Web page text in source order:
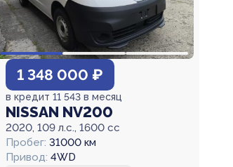
1 348 000 ₽
в кредит 11 543 в месяц
NISSAN NV200
2020, 109 л.с., 1600 cc
Пробег: 31000 км
Привод: 4WD